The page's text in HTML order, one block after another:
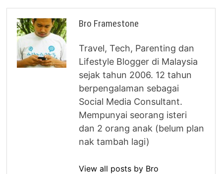
Bro Framestone
Travel, Tech, Parenting dan
Lifestyle Blogger di Malaysia
sejak tahun 2006. 12 tahun
berpengalaman sebagai
Social Media Consultant.
Mempunyai seorang isteri
dan 2 orang anak (belum plan
nak tambah lagi)
View all posts by Bro